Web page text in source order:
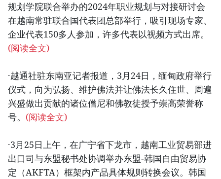
规划学院联合举办的2024年职业规划与对接研讨会
在越南常驻联合国代表团总部举行，吸引现场专家、
企业代表150多人参加，许多代表以视频方式出席。
(阅读全文)
·越通社驻东南亚记者报道，3月24日，缅甸政府举行
仪式，向为弘扬、维护佛法并让佛法长久住世、周遍
兴盛做出贡献的诸位僧尼和佛教徒授予崇高荣誉称
号。 (阅读全文)
·3月25日上午，在广宁省下龙市，越南工业贸易部进
出口司与东盟秘书处协调举办东盟-韩国自由贸易协
定（AKFTA）框架内产品具体规则转换会议。韩国